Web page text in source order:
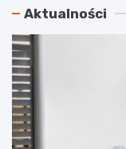
Aktualności